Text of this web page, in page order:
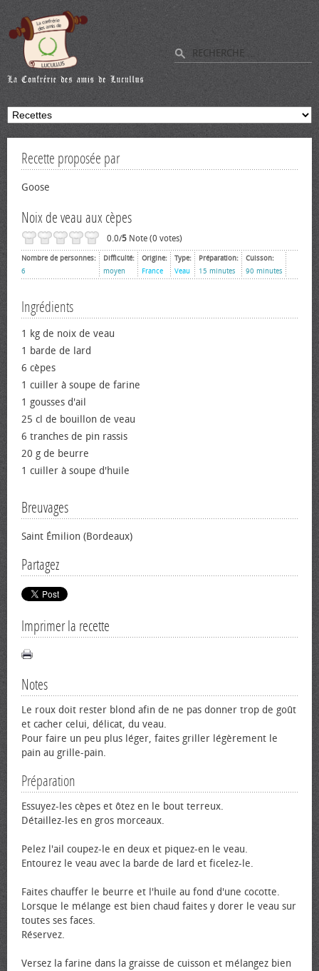
Recette proposée par
Goose
Noix de veau aux cèpes
0.0/5 Note (0 votes)
Nombre de personnes:
6
Difficulté:
moyen
Origine:
France
Type:
Veau
Préparation:
15 minutes
Cuisson:
90 minutes
Ingrédients
1 kg de noix de veau
1 barde de lard
6 cèpes
1 cuiller à soupe de farine
1 gousses d'ail
25 cl de bouillon de veau
6 tranches de pin rassis
20 g de beurre
1 cuiller à soupe d'huile
Breuvages
Saint Émilion (Bordeaux)
Partagez
Imprimer la recette
Notes
Le roux doit rester blond afin de ne pas donner trop de goût
et cacher celui, délicat, du veau.
Pour faire un peu plus léger, faites griller légèrement le
pain au grille-pain.
Préparation
Essuyez-les cèpes et ôtez en le bout terreux.
Détaillez-les en gros morceaux.
Pelez l'ail coupez-le en deux et piquez-en le veau.
Entourez le veau avec la barde de lard et ficelez-le.
Faites chauffer le beurre et l'huile au fond d'une cocotte.
Lorsque le mélange est bien chaud faites y dorer le veau sur
toutes ses faces.
Réservez.
Versez la farine dans la graisse de cuisson et mélangez bien